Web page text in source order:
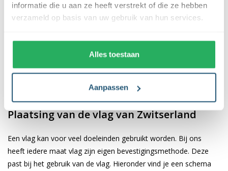
informatie die u aan ze heeft verstrekt of die ze hebben
verzameld op basis van uw gebruik van hun services.
Alles toestaan
Aanpassen
voorzien van een hoogwaardige afwerking. Ze zijn voorzien van
een sterke zoom die vastgezet is met een dubbele stiknaad. Bij
✓ snelle levering uit eigen voorraad
✓ altijd de laagste prijs garantie
✓ scherpe bedrukking en heldere kleuren
Plaatsing van de vlag van Zwitserland
Een vlag kan voor veel doeleinden gebruikt worden. Bij ons
heeft iedere maat vlag zijn eigen bevestigingsmethode. Deze
past bij het gebruik van de vlag. Hieronder vind je een schema